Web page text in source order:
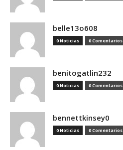
belle13o608
0 Noticias 0 Comentarios
benitogatlin232
0 Noticias 0 Comentarios
bennettkinsey0
0 Noticias 0 Comentarios